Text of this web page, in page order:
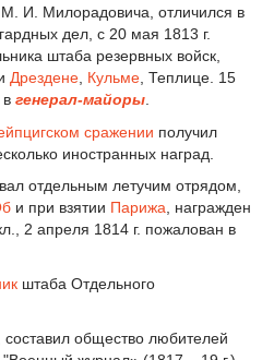
М. И. Милорадовича, отличился в
дел, с 20 мая 1813 г.
штаба резервных войск,
Дрездене Кульме , Теплице. 15
в генерал-майоры
сражении получил
иностранных наград.
отдельным летучим отрядом,
и при взятии Парижа, награжден
2 апреля 1814 г. пожалован в
штаба Отдельного
общество любителей